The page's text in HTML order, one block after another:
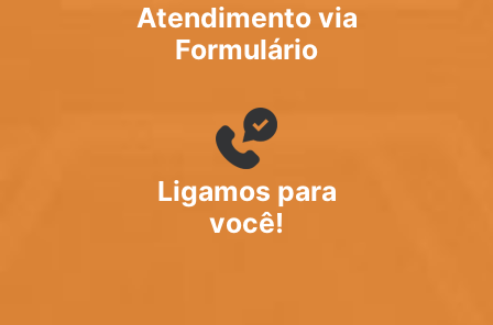
Atendimento via
Formulário
Ligamos para
você!